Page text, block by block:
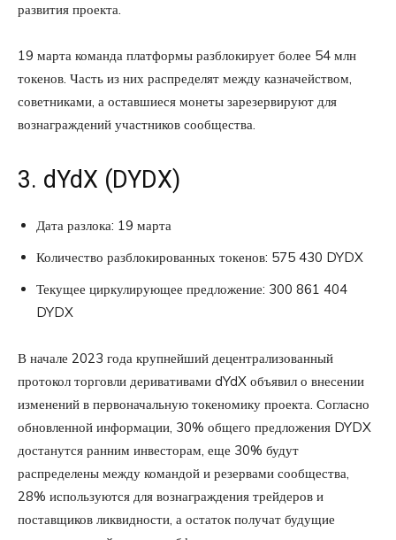
развития проекта.
19 марта команда платформы разблокирует более 54 млн
токенов. Часть из них распределят между казначейством,
советниками, а оставшиеся монеты зарезервируют для
вознаграждений участников сообщества.
3. dYdX (DYDX)
Дата разлока: 19 марта
Количество разблокированных токенов: 575 430 DYDX
Текущее циркулирующее предложение: 300 861 404
DYDX
В начале 2023 года крупнейший децентрализованный
протокол торговли деривативами dYdX объявил о внесении
изменений в первоначальную токеномику проекта. Согласно
обновленной информации, 30% общего предложения DYDX
достанутся ранним инвесторам, еще 30% будут
распределены между командой и резервами сообщества,
28% используются для вознаграждения трейдеров и
поставщиков ликвидности, а остаток получат будущие